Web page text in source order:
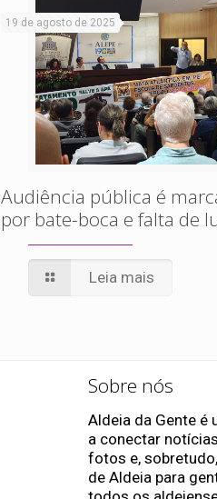
19 de agosto de 2025
Audiência pública é
por bate-boca e falta de
Leia mais
Sobre nós
Aldeia da Gente é
a conectar
fotos e,
de Aldeia para